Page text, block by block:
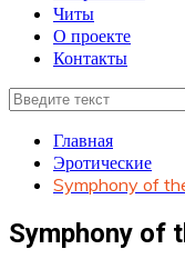
Читы
О проекте
Контакты
Главная
Эротические
Symphony of
Symphony of